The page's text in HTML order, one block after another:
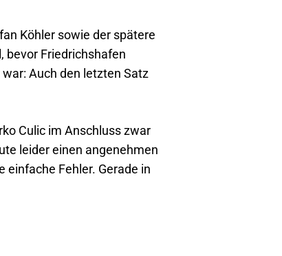
Köhler sowie der spätere
bevor Friedrichshafen
Auch den letzten Satz
Culic im Anschluss zwar
leider einen angenehmen
einfache Fehler. Gerade in